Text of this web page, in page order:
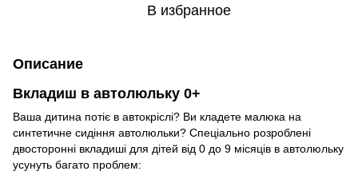
В избранное
Описание
Вкладиш в автолюльку 0+
Ваша дитина потіє в автокріслі? Ви кладете малюка на
синтетичне сидіння автолюльки? Спеціально розроблені
двосторонні вкладиші для дітей від 0 до 9 місяців в автолюльку
усунуть багато проблем: